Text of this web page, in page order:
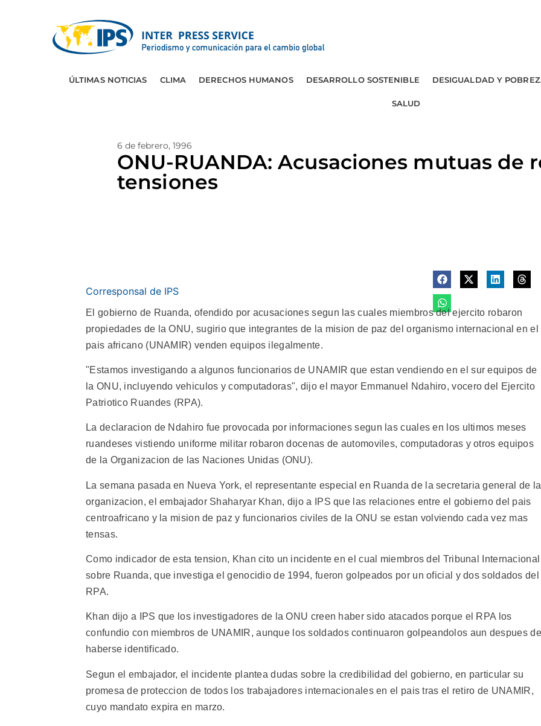
ÚLTIMAS NOTICIAS CLIMA DERECHOS HUMANOS DESARROLLO SOSTENIBLE DESIGUALDAD Y
SALUD
6 de febrero, 1996
ONU-RUANDA: Acusaciones mutuas de
tensiones
Corresponsal de IPS
El gobierno de Ruanda, ofendido por acusaciones segun las cuales miembros del ejercito robaron
propiedades de la ONU, sugirio que integrantes de la mision de paz del organismo internacional en el
pais africano (UNAMIR) venden equipos ilegalmente.
"Estamos investigando a algunos funcionarios de UNAMIR que estan vendiendo en el sur equipos de
la ONU, incluyendo vehiculos y computadoras", dijo el mayor Emmanuel Ndahiro, vocero del Ejercito
Patriotico Ruandes (RPA).
La declaracion de Ndahiro fue provocada por informaciones segun las cuales en los ultimos meses
ruandeses vistiendo uniforme militar robaron docenas de automoviles, computadoras y otros equipos
de la Organizacion de las Naciones Unidas (ONU).
La semana pasada en Nueva York, el representante especial en Ruanda de la secretaria general de la
organizacion, el embajador Shaharyar Khan, dijo a IPS que las relaciones entre el gobierno del pais
centroafricano y la mision de paz y funcionarios civiles de la ONU se estan volviendo cada vez mas
tensas.
Como indicador de esta tension, Khan cito un incidente en el cual miembros del Tribunal Internacional
sobre Ruanda, que investiga el genocidio de 1994, fueron golpeados por un oficial y dos soldados del
RPA.
Khan dijo a IPS que los investigadores de la ONU creen haber sido atacados porque el RPA los
confundio con miembros de UNAMIR, aunque los soldados continuaron golpeandolos aun despues de
haberse identificado.
Segun el embajador, el incidente plantea dudas sobre la credibilidad del gobierno, en particular su
promesa de proteccion de todos los trabajadores internacionales en el pais tras el retiro de UNAMIR,
cuyo mandato expira en marzo.